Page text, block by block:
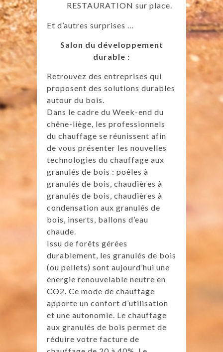
RESTAURATION sur place.
Et d’autres surprises …
Salon du développement
durable :
Retrouvez des entreprises qui
proposent des solutions durables
autour du bois.
Dans le cadre du Week-end du
chêne-liège, les professionnels
du chauffage se réunissent afin
de vous présenter les nouvelles
technologies du chauffage aux
granulés de bois : poêles à
granulés de bois, chaudières à
granulés de bois, chaudières à
condensation aux granulés de
bois, inserts, ballons d’eau
chaude.
Issu de forêts gérées
durablement, les granulés de bois
(ou pellets) sont aujourd’hui une
énergie renouvelable neutre en
CO2. Ce mode de chauffage
apporte un confort d’utilisation
et une autonomie. Le chauffage
aux granulés de bois permet de
réduire votre facture de